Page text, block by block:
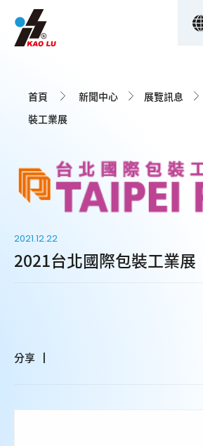
首頁 新聞中心 展覽訊息
裝工業展
2021.12.22
2021台北國際包裝工業展
分享
Cookie管理面板